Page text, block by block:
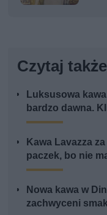
Czytaj
Luksusowa
bardzo dawna.
Kawa Lavazza
paczek, bo nie
Nowa kawa w
zachwyceni